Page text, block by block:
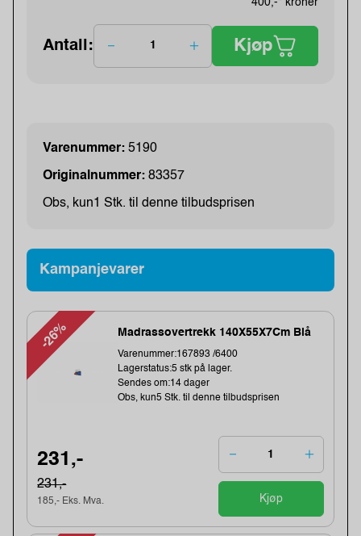
400,-* kroner
Antall: Kjøp
Varenummer: 5190
Originalnummer: 83357
Obs, kun1 Stk. til denne tilbudsprisen
Kampanjevarer
-26% Madrassovertrekk 140X55X7Cm Blå
Varenummer:167893 /6400
Lagerstatus:5 stk på lager.
Sendes om:14 dager
Obs, kun5 Stk. til denne tilbudsprisen
231,-
231,-
185,- Eks. Mva. Kjøp